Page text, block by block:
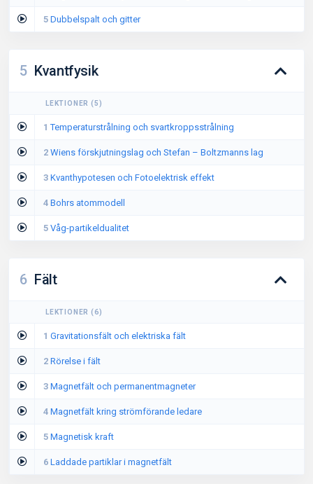
5 Dubbelspalt och gitter
5 Kvantfysik
LEKTIONER (5)
1Temperaturstrålning och svartkroppsstrålning
2 Wiens förskjutningslag och Stefan – Boltzmanns lag
3 Kvanthypotesen och Fotoelektrisk effekt
4 Bohrs atommodell
5 Våg-partikeldualitet
6 Fält
LEKTIONER (6)
1 Gravitationsfält och elektriska fält
2 Rörelse i fält
3 Magnetfält och permanentmagneter
4 Magnetfält kring strömförande ledare
5 Magnetisk kraft
6 Laddade partiklar i magnetfält